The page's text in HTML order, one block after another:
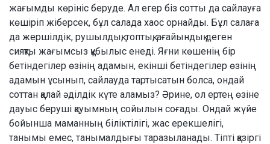
жағым­ды көрініс беруде. Ал егер біз сотты да сайлауға
көшіріп жіберсек, бұл салада хаос ор­найды. Бұл салаға
да жершілдік, ру­шылдық, топтық, ағайын­дық деген
сияқты жағымсыз құбылыс енеді. Яғни көшенің бір
бетіндегілер өзінің адамын, екінші бетіндегілер өзінің
адамын ұсынып, сайлауда тартысатын болса, ондай
соттан қалай әділдік күте аламыз? Әрине, ол ертең өзіне
да­уыс беруші қауымның сойылын соғады. Ондай жүйе
бойынша маманның біліктілігі, жас ерекшелігі,
танымы емес, танымалдығы таразыланады. Тіпті қазір­гі